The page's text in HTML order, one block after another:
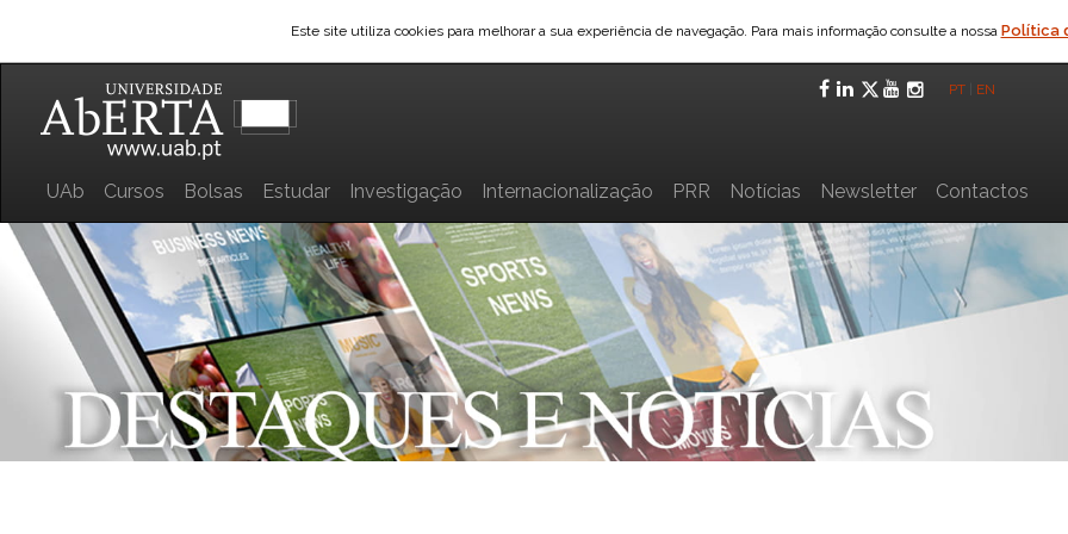
Este site utiliza cookies para melhorar a sua experiência de navegação. Para mais informação consulte a nossa Política
Facebook
LinkedIn
Twitter
YouTube
PT EN
UAb Cursos Bolsas Estudar Investigação Internacionalização PRR Notícias Newsletter Contactos